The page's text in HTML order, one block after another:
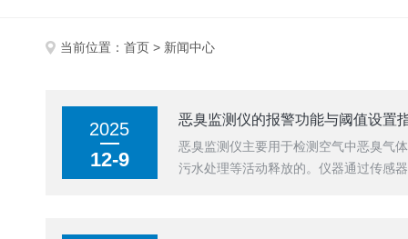
当前位置： 首页 > 新闻中心
2025
12-9
恶臭监测仪的报警功能与阈值设置
恶臭监测仪主要用于检测空气中恶臭气
污水处理等活动释放的。仪器通过传感